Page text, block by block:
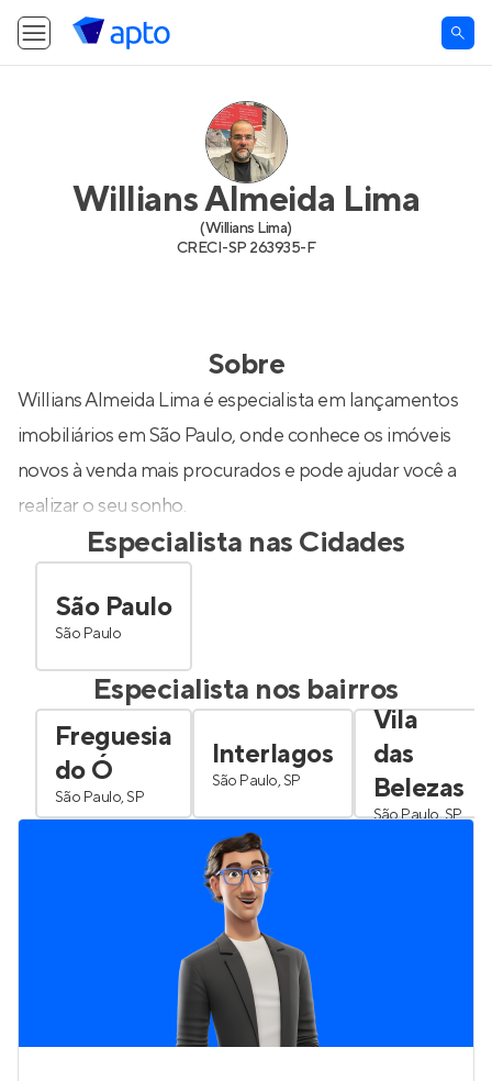
Willians Almeida Lima
(Willians Lima)
CRECI-SP 263935-F
Sobre
Willians Almeida Lima é especialista em lançamentos
imobiliários em São Paulo, onde conhece os imóveis
novos à venda mais procurados e pode ajudar você a
realizar o seu sonho.
Especialista nas Cidades
São Paulo
São Paulo
Especialista nos bairros
Freguesia
do Ó
São Paulo, SP
Interlagos
São Paulo, SP
Vila
das
Belezas
São Paulo, SP